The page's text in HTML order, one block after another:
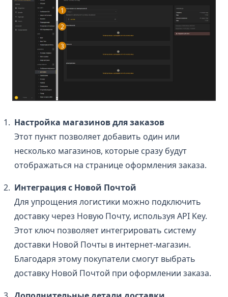
1
2
3
Настройка магазинов для заказов
Этот пункт позволяет добавить один или
несколько магазинов, которые сразу будут
отображаться на странице оформления заказа.
Интеграция с Новой Почтой
Для упрощения логистики можно подключить
доставку через Новую Почту, используя API Key.
Этот ключ позволяет интегрировать систему
доставки Новой Почты в интернет-магазин.
Благодаря этому покупатели смогут выбрать
доставку Новой Почтой при оформлении заказа.